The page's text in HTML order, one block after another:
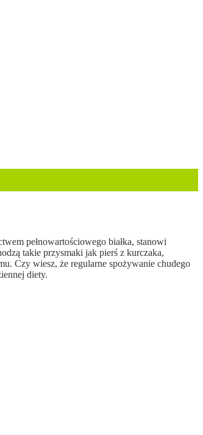
pełnowartościowego białka, stanowi
takie przysmaki jak pierś z kurczaka,
Czy wiesz, że regularne spożywanie chudego
diety.